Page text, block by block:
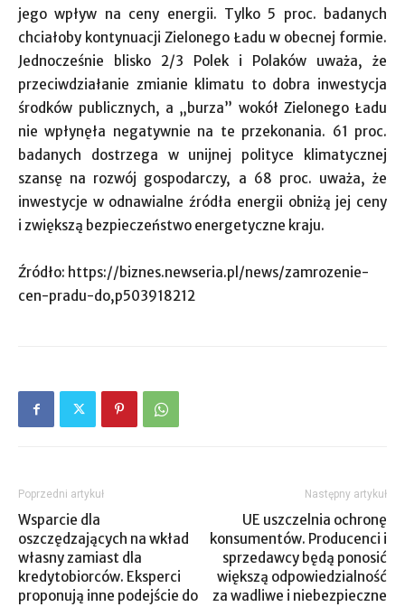
jego wpływ na ceny energii. Tylko 5 proc. badanych
chciałoby kontynuacji Zielonego Ładu w obecnej formie.
Jednocześnie blisko 2/3 Polek i Polaków uważa, że
przeciwdziałanie zmianie klimatu to dobra inwestycja
środków publicznych, a „burza” wokół Zielonego Ładu
nie wpłynęła negatywnie na te przekonania. 61 proc.
badanych dostrzega w unijnej polityce klimatycznej
szansę na rozwój gospodarczy, a 68 proc. uważa, że
inwestycje w odnawialne źródła energii obniżą jej ceny
i zwiększą bezpieczeństwo energetyczne kraju.
Źródło: https://biznes.newseria.pl/news/zamrozenie-
cen-pradu-do,p503918212
Poprzedni artykuł
Wsparcie dla
oszczędzających na wkład
własny zamiast dla
kredytobiorców. Eksperci
proponują inne podejście do
Następny artykuł
UE uszczelnia ochronę
konsumentów. Producenci i
sprzedawcy będą ponosić
większą odpowiedzialność
za wadliwe i niebezpieczne